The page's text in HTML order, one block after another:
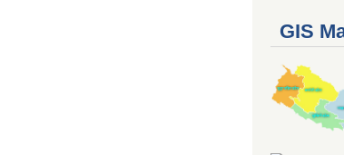
GIS